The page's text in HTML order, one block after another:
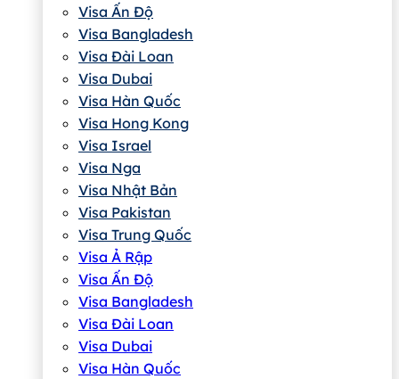
Visa Ấn Độ
Visa Bangladesh
Visa Đài Loan
Visa Dubai
Visa Hàn Quốc
Visa Hong Kong
Visa Israel
Visa Nga
Visa Nhật Bản
Visa Pakistan
Visa Trung Quốc
Visa Ả Rập
Visa Ấn Độ
Visa Bangladesh
Visa Đài Loan
Visa Dubai
Visa Hàn Quốc